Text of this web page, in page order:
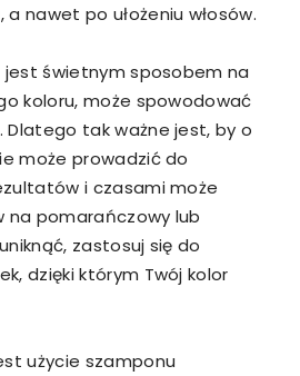
nawet po ułożeniu włosów.
jest świetnym sposobem na
koloru, może spowodować
Dlatego tak ważne jest, by o
może prowadzić do
i czasami może
na pomarańczowy lub
zastosuj się do
dzięki którym Twój kolor
użycie szamponu